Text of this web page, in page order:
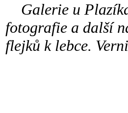
Galerie u
fotografie a další
flejků k lebce.